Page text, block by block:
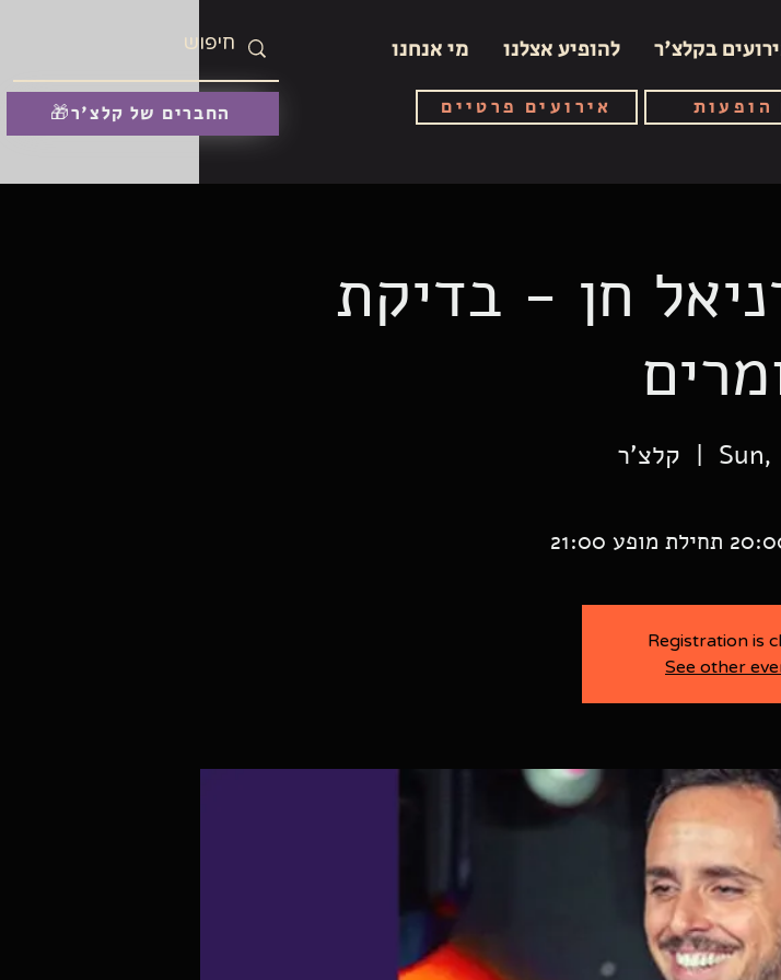
🎁החברים של קלצ'ר
בקלצ'ר להופיע אצלנו מי אנחנו
אירועים פרטיים הופעות
חן - בדיקת
Sun,
  |
קלצ'ר
Registration is
See other